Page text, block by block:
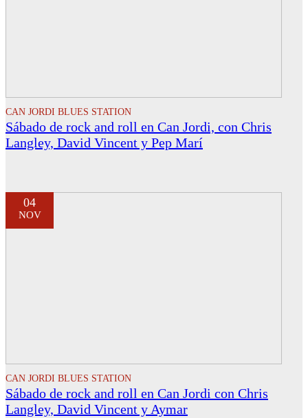
CAN JORDI BLUES STATION
Sábado de rock and roll en Can Jordi, con Chris
Langley, David Vincent y Pep Marí
04
NOV
CAN JORDI BLUES STATION
Sábado de rock and roll en Can Jordi con Chris
Langley, David Vincent y Aymar